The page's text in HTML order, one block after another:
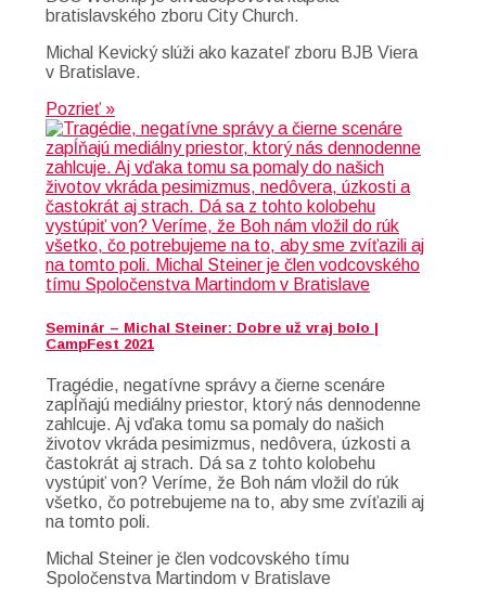
bratislavského zboru City Church.
Michal Kevický slúži ako kazateľ zboru BJB Viera
v Bratislave.
Pozrieť »
Seminár – Michal Steiner: Dobre už vraj bolo |
CampFest 2021
Tragédie, negatívne správy a čierne scenáre
zapĺňajú mediálny priestor, ktorý nás dennodenne
zahlcuje. Aj vďaka tomu sa pomaly do našich
životov vkráda pesimizmus, nedôvera, úzkosti a
častokrát aj strach. Dá sa z tohto kolobehu
vystúpiť von? Veríme, že Boh nám vložil do rúk
všetko, čo potrebujeme na to, aby sme zvíťazili aj
na tomto poli.
Michal Steiner je člen vodcovského tímu
Spoločenstva Martindom v Bratislave